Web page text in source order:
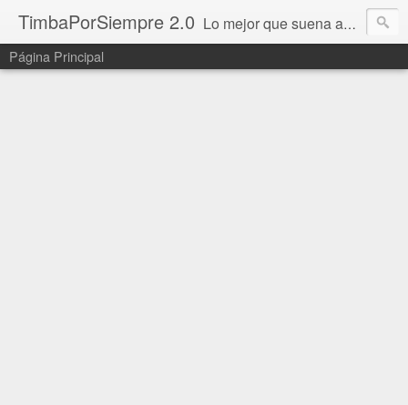
TimbaPorSiempre 2.0 Lo mejor que suena ahora!!!
Página Principal